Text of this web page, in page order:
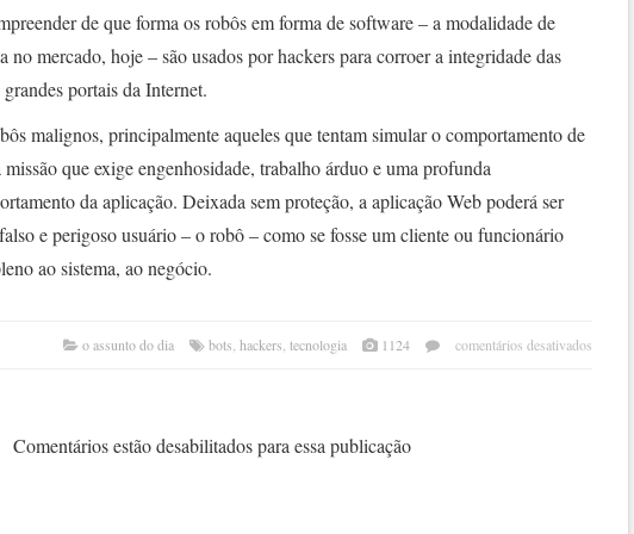
de que forma os robôs em forma de software – a modalidade de
no mercado, hoje – são usados por hackers para corroer a integridade das
portais da Internet.
malignos, principalmente aqueles que tentam simular o comportamento de
que exige engenhosidade, trabalho árduo e uma profunda
da aplicação. Deixada sem proteção, a aplicação Web poderá ser
e perigoso usuário – o robô – como se fosse um cliente ou funcionário
ao sistema, ao negócio.
o assunto do dia bots hackers tecnologia 1124 comentários desativados
Comentários estão desabilitados para essa publicação